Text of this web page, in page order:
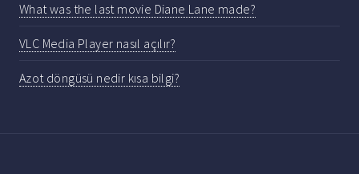
What was the last movie Diane Lane made?
VLC Media Player nasıl açılır?
Azot döngüsü nedir kısa bilgi?